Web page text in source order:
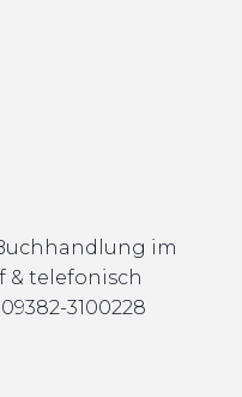
im
& telefonisch
3100228